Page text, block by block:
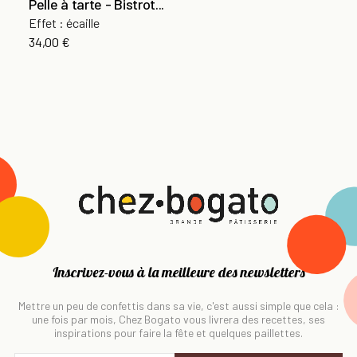
Pelle à tarte - Bistrot...
Effet : écaille
34,00 €
Inscrivez-vous à la meilleure des newsletters
Mettre un peu de confettis dans sa vie, c'est aussi simple que cela :
une fois par mois, Chez Bogato vous livrera des recettes, ses
inspirations pour faire la fête et quelques paillettes.